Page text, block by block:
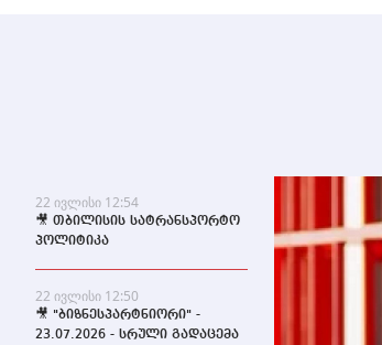
22 ივლისი 12:54
🎥 თბილისის სატრანსპორტო
პოლიტიკა
22 ივლისი 12:50
🎥 "ბიზნესპარტნიორი" -
23.07.2026 - სრული გადაცემა